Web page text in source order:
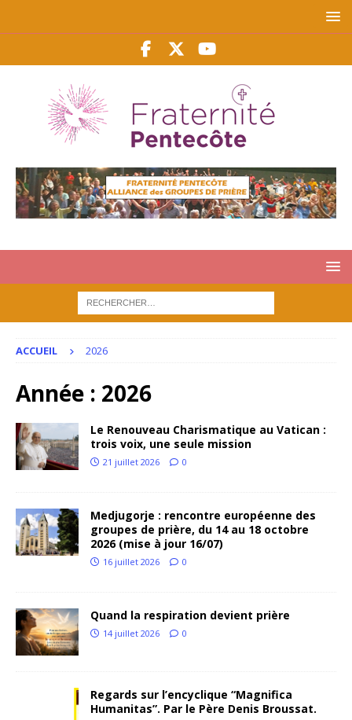
ACCUEIL 2026
Année : 2026
Le Renouveau Charismatique au Vatican :
trois voix, une seule mission
21 juillet 2026 0
Medjugorje : rencontre européenne des
groupes de prière, du 14 au 18 octobre
2026 (mise à jour 16/07)
16 juillet 2026 0
Quand la respiration devient prière
14 juillet 2026 0
Regards sur l’encyclique “Magnifica
Humanitas”. Par le Père Denis Broussat.